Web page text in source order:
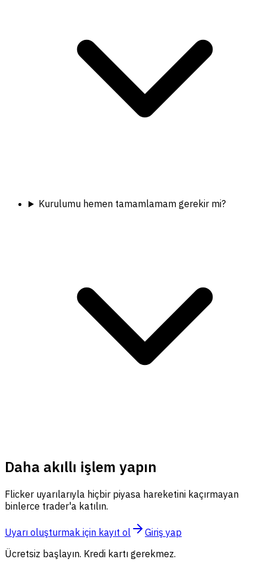
Kurulumu hemen tamamlamam gerekir mi?
Daha akıllı işlem yapın
Flicker uyarılarıyla hiçbir piyasa hareketini kaçırmayan
binlerce trader'a katılın.
Uyarı oluşturmak için kayıt ol
Giriş yap
Ücretsiz başlayın. Kredi kartı gerekmez.